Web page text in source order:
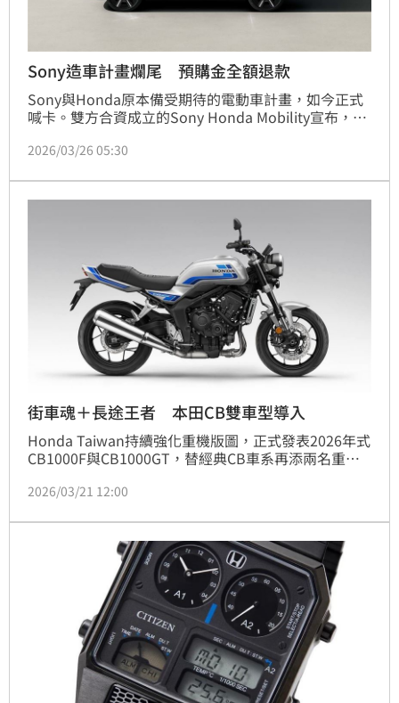
Sony造車計畫爛尾 預購金全額退款
Sony與Honda原本備受期待的電動車計畫，如今正式
喊卡。雙方合資成立的Sony Honda Mobility宣布，將
Afeela 1電動房車與SUV車型，讓這個結合娛樂與移動
2026/03/26 05:30
街車魂＋長途王者 本田CB雙車型導入
Honda Taiwan持續強化重機版圖，正式發表2026年式
CB1000F與CB1000GT，替經典CB車系再添兩名重量
神，這次不只端出性能實力，更把設計質感與騎乘體驗
2026/03/21 12:00